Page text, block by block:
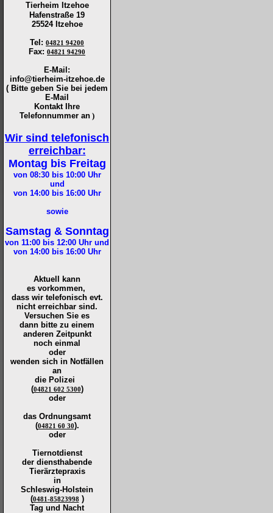
Tierheim Itzehoe
Hafenstraße 19
25524 Itzehoe
Tel : 04821 94200
Fax: 04821 94290
E-Mail:
info@tierheim-itzehoe.de
( Bitte geben Sie bei jedem
E-Mail
Kontakt Ihre
Telefonnummer an )
Wir sind telefonisch
erreichbar:
Montag bis Freitag
von 08:30 bis 10:00Uhr
und
von 14:00 bis 16:00Uhr
sowie
Samstag & Sonntag
von 11:00 bis 12:00 Uhr und
von 14:00 bis 16:00Uhr
Aktuell kann
es vorkommen,
dass wir telefonisch evt.
nicht erreichbar sind.
Versuchen Sie es
dann bitte zu einem
anderen Zeitpunkt
noch einmal
oder
wenden sich in Notfällen
an
die Polizei
(04821 602 5300)
oder
das Ordnungsamt
(04821 60 30).
oder
Tiernotdienst
der diensthabende
Tierärztepraxis
in
Schleswig-Holstein
(0481-85823998 )
Tag und Nacht